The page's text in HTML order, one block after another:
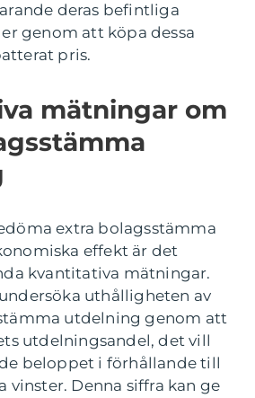
deras befintliga
genom att köpa dessa
pris.
mätningar om
extra bolagsstämma
effekt är det
kvantitativa mätningar.
uthålligheten av
utdelning genom att
utdelningsandel, det vill
beloppet i förhållande till
vinster. Denna siffra kan ge